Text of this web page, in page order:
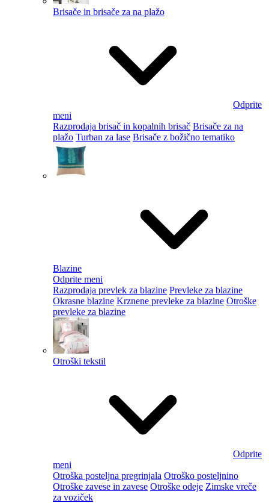
Brisače in brisače za na plažo
Odprite
meni
Razprodaja brisač in kopalnih brisač Brisače za na
plažo Turban za lase Brisače z božično tematiko
Blazine
Odprite meni
Razprodaja prevlek za blazine Prevleke za blazine
Okrasne blazine Krznene prevleke za blazine Otroške
prevleke za blazine
Otroški tekstil
Odprite
meni
Otroška posteljna pregrinjala Otroško posteljnino
Otroške zavese in zavese Otroške odeje Zimske vreče
za voziček